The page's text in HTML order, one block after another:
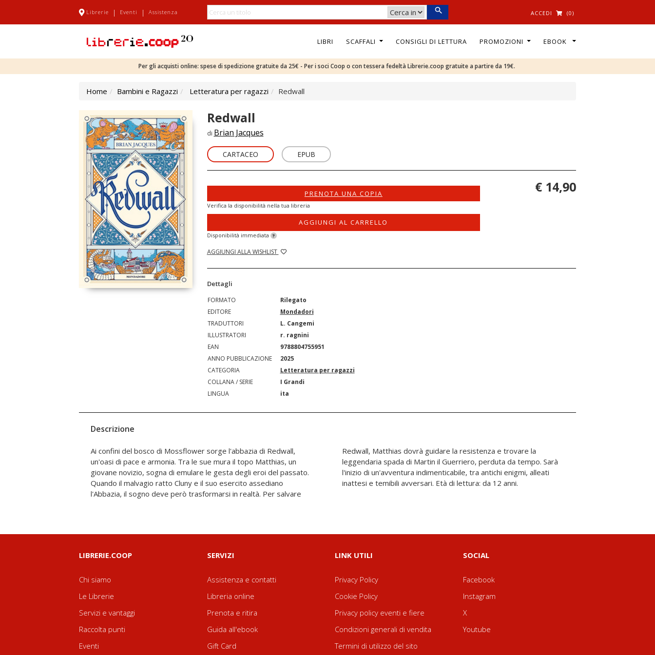
Librerie | Eventi | Assistenza ACCEDI (0)
LIBRI SCAFFALI CONSIGLI DI LETTURA PROMOZIONI EBOOK
Per gli acquisti online: spese di spedizione gratuite da 25€ - Per i soci Coop o con tessera fedeltà Librerie.coop gratuite a partire da 19€.
Home Bambini e Ragazzi Letteratura per ragazzi Redwall
Redwall
di Brian Jacques
CARTACEO EPUB
PRENOTA UNA COPIA
Verifica la disponibilità nella tua libreria
AGGIUNGI AL CARRELLO
Disponibilità immediata ?
AGGIUNGI ALLA WISHLIST
€ 14,90
Dettagli
FORMATO
Rilegato
EDITORE
Mondadori
TRADUTTORI
L. Cangemi
ILLUSTRATORI
r. ragnini
EAN
9788804755951
ANNO PUBBLICAZIONE
2025
CATEGORIA
Letteratura per ragazzi
COLLANA / SERIE
I Grandi
LINGUA
ita
Descrizione
Ai confini del bosco di Mossflower sorge l'abbazia di Redwall,
un'oasi di pace e armonia. Tra le sue mura il topo Matthias, un
giovane novizio, sogna di emulare le gesta degli eroi del passato.
Quando il malvagio ratto Cluny e il suo esercito assediano
l'Abbazia, il sogno deve però trasformarsi in realtà. Per salvare
Redwall, Matthias dovrà guidare la resistenza e trovare la
leggendaria spada di Martin il Guerriero, perduta da tempo. Sarà
l'inizio di un'avventura indimenticabile, tra antichi enigmi, alleati
inattesi e temibili avversari. Età di lettura: da 12 anni.
LIBRERIE.COOP
Chi siamo
Le Librerie
Servizi e vantaggi
Raccolta punti
Eventi
SERVIZI
Assistenza e contatti
Libreria online
Prenota e ritira
Guida all'ebook
Gift Card
LINK UTILI
Privacy Policy
Cookie Policy
Privacy policy eventi e fiere
Condizioni generali di vendita
Termini di utilizzo del sito
SOCIAL
Facebook
Instagram
X
Youtube